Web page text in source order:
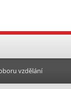
vzdělání